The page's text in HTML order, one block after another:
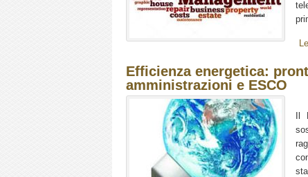
Efficienza energetica:
amministrazioni e ESCO
Il